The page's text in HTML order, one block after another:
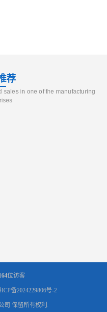
荐
sales in one of the manufacturing
位访客
ICP备2024229806号-2
司 保留所有权利.